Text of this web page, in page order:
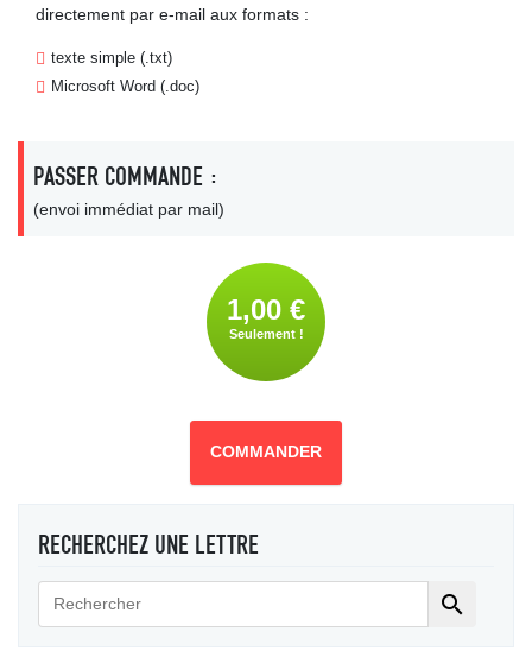
directement par e-mail aux formats :
texte simple (.txt)
Microsoft Word (.doc)
PASSER COMMANDE :
(envoi immédiat par mail)
1,00 €
Seulement !
COMMANDER
RECHERCHEZ UNE LETTRE
